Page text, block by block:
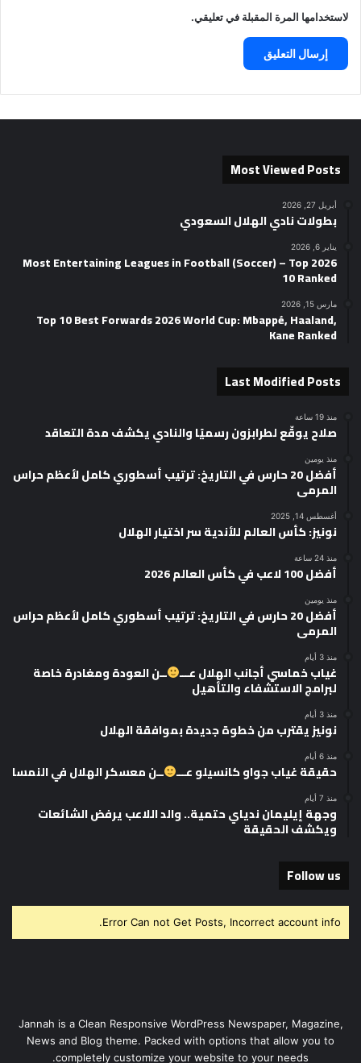
لاستخدامها المرة المقبلة في تعليقي.
Most Viewed Posts
أبريل 27, 2026
بطولات نادي الهلال السعودي
يناير 6, 2026
2026 Most Entertaining Leagues in Football (Soccer) – Top
10 Ranked
مارس 15, 2026
Top 10 Best Forwards 2026 World Cup: Mbappé, Haaland,
Kane Ranked
Last Modified Posts
منذ 19 ساعة
صلاح يوقّع لطرابزون رسميًا والنادي يكشف مدة التعاقد
منذ يومين
أفضل 20 حارس في التاريخ: ترتيب أسطوري كامل لأعظم حراس
المرمى
أغسطس 14, 2025
نونيز: كأس العالم للأندية سر اختيار الهلال
منذ 24 ساعة
أفضل 100 لاعب في كأس العالم 2026
منذ يومين
أفضل 20 حارس في التاريخ: ترتيب أسطوري كامل لأعظم حراس
المرمى
منذ 3 أيام
غياب خماسي أجانب الهلال عـــ ــن العودة ومغادرة خاصة
لبرامج الاستشفاء والتأهيل
منذ 3 أيام
نونيز يقترب من خطوة جديدة بموافقة الهلال
منذ 6 أيام
حقيقة غياب جواو كانسيلو عـــ ــن معسكر الهلال في النمسا
منذ 7 أيام
وجهة إيليمان ندياي حتمية.. والد اللاعب يرفض الشائعات
ويكشف الحقيقة
Follow us
Error Can not Get Posts, Incorrect account info.
Jannah is a Clean Responsive WordPress Newspaper, Magazine,
News and Blog theme. Packed with options that allow you to
completely customize your website to your needs.